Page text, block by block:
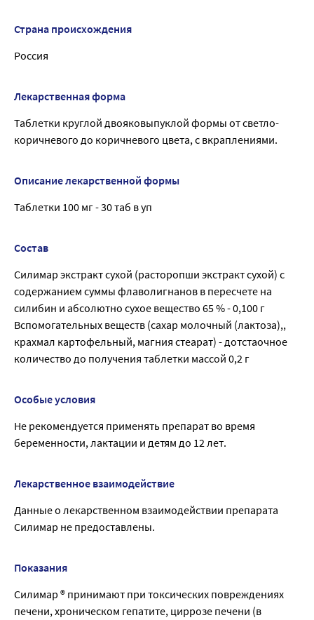
Страна происхождения
Россия
Лекарственная форма
Таблетки круглой двояковыпуклой формы от светло-
коричневого до коричневого цвета, с вкраплениями.
Описание лекарственной формы
Таблетки 100 мг - 30 таб в уп
Состав
Силимар экстракт сухой (расторопши экстракт сухой) с
содержанием суммы флаволигнанов в пересчете на
силибин и абсолютно сухое вещество 65 % - 0,100 г
Вспомогательных веществ (сахар молочный (лактоза),,
крахмал картофельный, магния стеарат) - дотстаочное
количество до получения таблетки массой 0,2 г
Особые условия
Не рекомендуется применять препарат во время
беременности, лактации и детям до 12 лет.
Лекарственное взаимодействие
Данные о лекарственном взаимодействии препарата
Силимар не предоставлены.
Показания
Силимар ® принимают при токсических повреждениях
печени, хроническом гепатите, циррозе печени (в